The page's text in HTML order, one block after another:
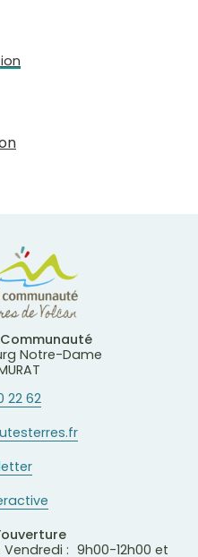
Notre-Dame
22 62
: 9h00-12h00 et